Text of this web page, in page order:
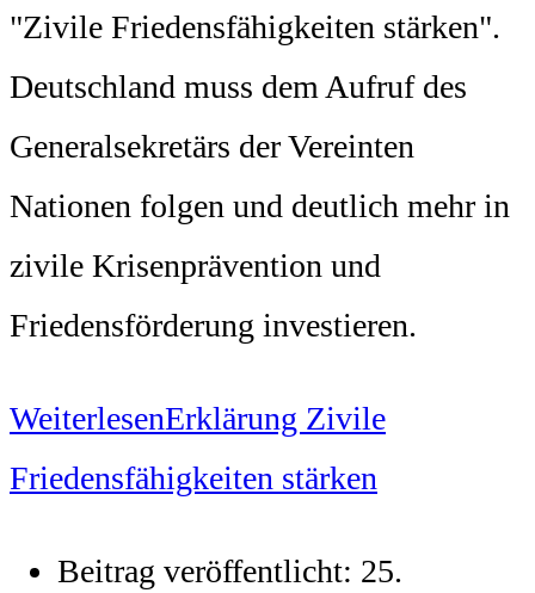
"Zivile Friedensfähigkeiten stärken".
Deutschland muss dem Aufruf des
Generalsekretärs der Vereinten
Nationen folgen und deutlich mehr in
zivile Krisenprävention und
Friedensförderung investieren.
WeiterlesenErklärung Zivile
Friedensfähigkeiten stärken
Beitrag veröffentlicht: 25.